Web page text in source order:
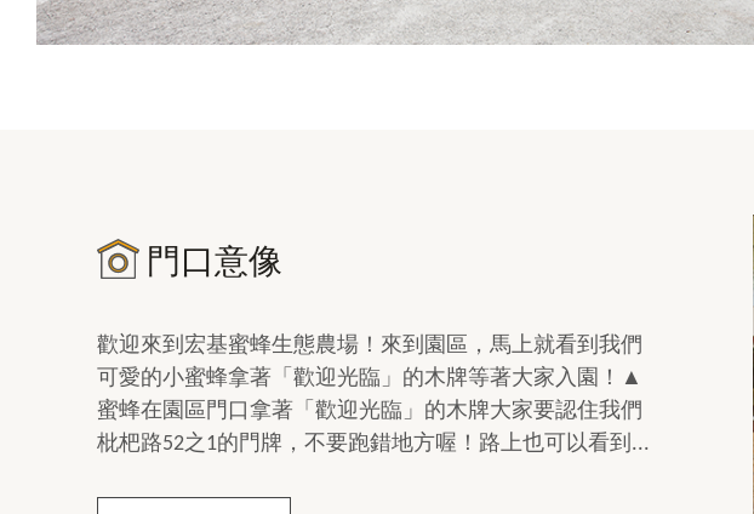
門口意像
歡迎來到宏基蜜蜂生態農場！來到園區，馬上就看到我們
可愛的小蜜蜂拿著「歡迎光臨」的木牌等著大家入園！▲
蜜蜂在園區門口拿著「歡迎光臨」的木牌大家要認住我們
枇杷路52之1的門牌，不要跑錯地方喔！路上也可以看到...